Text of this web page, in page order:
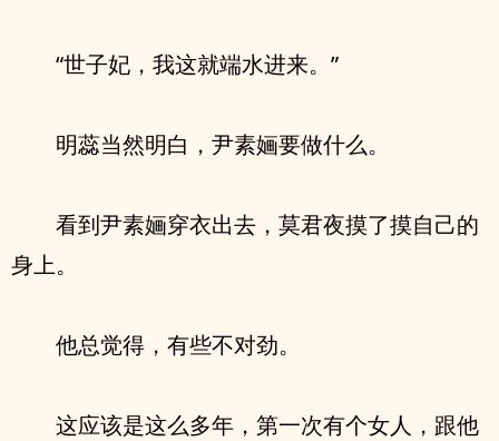
“世子妃，我这就端水进来。”
明蕊当然明白，尹素婳要做什么。
看到尹素婳穿衣出去，莫君夜摸了摸自己的
身上。
他总觉得，有些不对劲。
这应该是这么多年，第一次有个女人，跟他